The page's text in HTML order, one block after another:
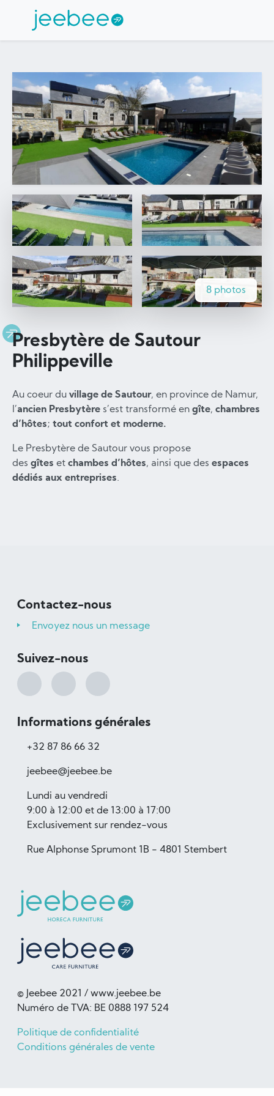
8 photos
Presbytère de Sautour
Philippeville
Au coeur du village de Sautour, en province de Namur,
l’ancien Presbytère s’est transformé en gîte, chambres
d’hôtes; tout confort et moderne.
Le Presbytère de Sautour vous propose
des gîtes et chambes d’hôtes, ainsi que des espaces
dédiés aux entreprises.
Contactez-nous
Envoyez nous un message
Suivez-nous
Informations générales
+32 87 86 66 32
jeebee@jeebee.be
Lundi au vendredi
9:00 à 12:00 et de 13:00 à 17:00
Exclusivement sur rendez-vous
Rue Alphonse Sprumont 1B - 4801 Stembert
© Jeebee 2021 / www.jeebee.be
Numéro de TVA: BE 0888 197 524
Politique de confidentialité
Conditions générales de vente